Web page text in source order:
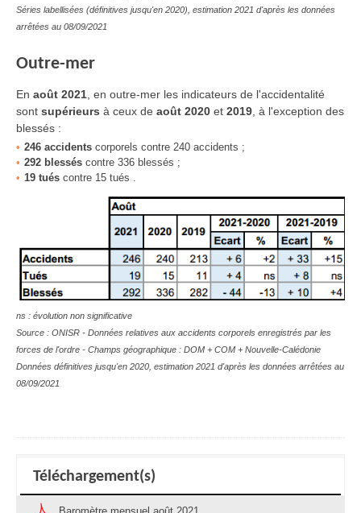
Séries labellisées (définitives jusqu'en 2020), estimation 2021 d'après les données
arrêtées au 08/09/2021
Outre-mer
En août 2021 , en outre-mer les indicateurs de l'accidentalité
sont supérieurs à ceux de août 2020 et 2019 , à l'exception des
blessés :
246 accidents corporels contre 240 accidents ;
292 blessés contre 336 blessés ;
19 tués contre 15 tués .
ns : évolution non significative
Source : ONISR - Données relatives aux accidents corporels enregistrés par les
forces de l'ordre - Champs géographique : DOM + COM + Nouvelle-Calédonie
Données définitives jusqu'en 2020, estimation 2021 d'après les données arrêtées au
08/09/2021
Téléchargement(s)